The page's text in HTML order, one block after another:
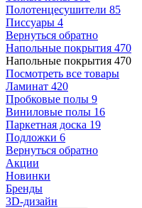
Полотенцесушители 85
Писсуары 4
Вернуться обратно
Напольные покрытия 470
Напольные покрытия 470
Посмотреть все товары
Ламинат 420
Пробковые полы 9
Виниловые полы 16
Паркетная доска 19
Подложки 6
Вернуться обратно
Акции
Новинки
Бренды
3D-дизайн